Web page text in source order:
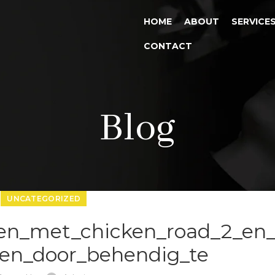
HOME ABOUT
CONTACT
Blog
UNCATEGORIZED